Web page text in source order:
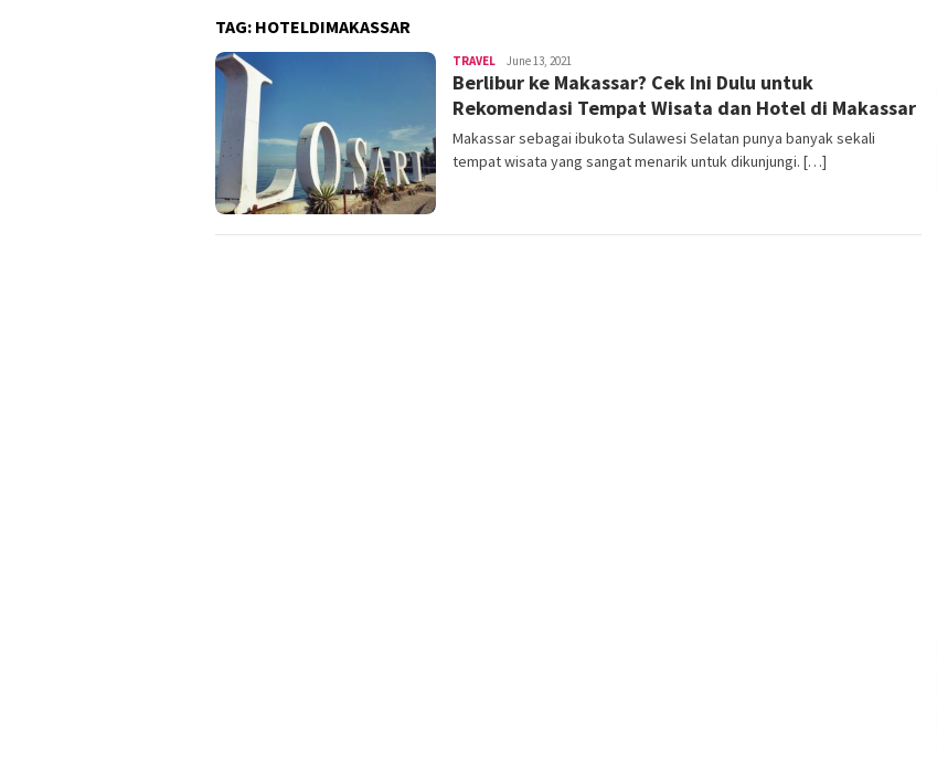
TAG: HOTELDIMAKASSAR
TRAVEL Area
Cewe
June 13, 2021
Berlibur ke Makassar? Cek Ini Dulu untuk
Rekomendasi Tempat Wisata dan Hotel di Makassar
Makassar sebagai ibukota Sulawesi Selatan punya banyak sekali
tempat wisata yang sangat menarik untuk dikunjungi. […]